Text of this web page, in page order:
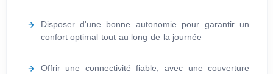
Disposer d'une bonne autonomie pour garantir un
confort optimal tout au long de la journée
Offrir une connectivité fiable, avec une couverture